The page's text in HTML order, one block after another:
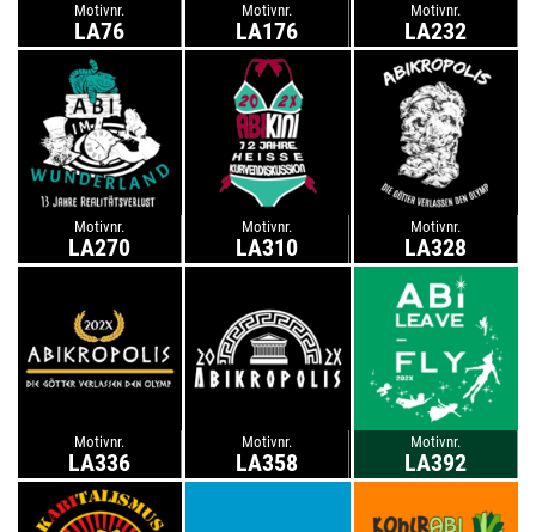
Motivnr.
LA76
Motivnr.
LA176
Motivnr.
LA232
Motivnr.
LA270
Motivnr.
LA310
Motivnr.
LA328
Motivnr.
LA336
Motivnr.
LA358
Motivnr.
LA392